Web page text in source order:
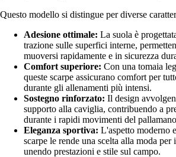
Questo modello si distingue per diverse
Adesione ottimale: La suola è
trazione sulle superfici interne,
muoversi rapidamente e in sicurezza
Comfort superiore: Con una tomaia
queste scarpe assicurano comfort per
durante gli allenamenti più intensi.
Sostegno rinforzato: Il design
supporto alla caviglia, contribuendo a
durante i rapidi movimenti del
Eleganza sportiva: L'aspetto moderno
scarpe le rende una scelta alla moda
unendo prestazioni e stile sul campo.